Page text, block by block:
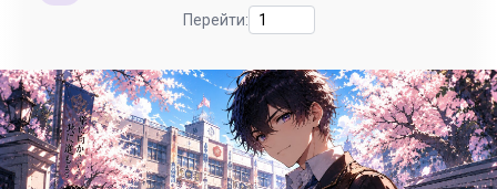
Перейти: